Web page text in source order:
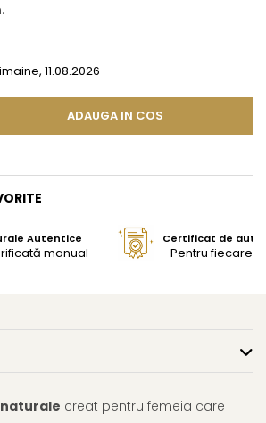
11.08.2026
ADAUGA IN COS
Autentice
manual
Certificat de
Pentru fiecare
creat pentru femeia care